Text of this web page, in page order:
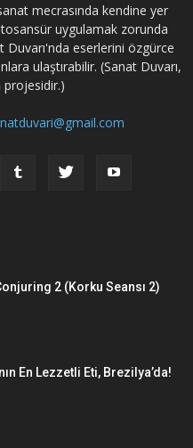
mecrasında kendine yer
uygulamak zorunda
eserlerini özgürce
ulaştırabilir. (Sanat Duvarı,
projesidir.)
2 (Korku Seansı 2)
En Lezzetli Eti, Brezilya’da!